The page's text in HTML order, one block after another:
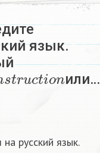
язык.
nstructionили…
русский язык.